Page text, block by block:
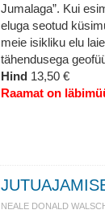
Jumalaga”. Kui
eluga seotud
meie isikliku elu
tähendusega
Hind 13,50 €
Raamat on
NEALE DONALD